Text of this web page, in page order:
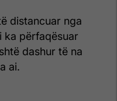
distancuar nga
ka përfaqësuar
dashur të na
ai.